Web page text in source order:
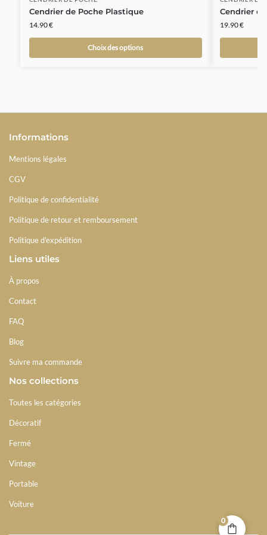
Cendrier de Poche Plastique
14.90€
Choix des options
Cendrier
19.90€
0
Informations
Mentions légales
CGV
Politique de confidentialité
Politique de retour et remboursement
Politique d'expédition
Liens utiles
À propos
Contact
FAQ
Blog
Suivre ma commande
Nos collections
Toutes les catégories
Décoratif
Fermé
Vintage
Portable
Voiture